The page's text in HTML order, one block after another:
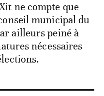
ne compte que
municipal du
ailleurs peiné à
nécessaires